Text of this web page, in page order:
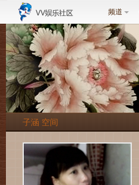
频道
子涵 空间